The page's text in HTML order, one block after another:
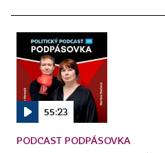
55:23
PODCAST PODPÁSOVKA